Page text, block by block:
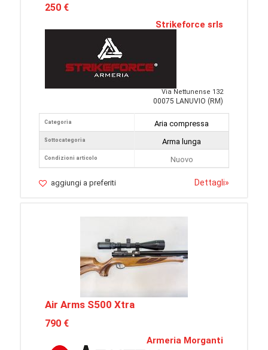
250 €
Strikeforce srls
Via Nettunense 132
00075 LANUVIO (RM)
Categoria
Sottocategoria
Condizioni articolo
Aria compressa
Arma lunga
Nuovo
aggiungi a preferiti Dettagli»
Air Arms S500 Xtra
790 €
Armeria Morganti